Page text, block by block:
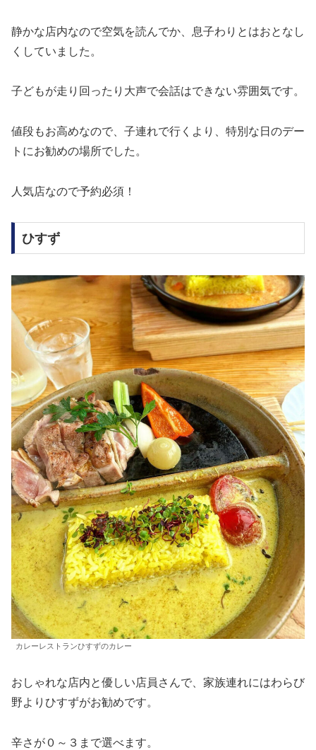
静かな店内なので空気を読んでか、息子わりとはおとなし
くしていました。
子どもが走り回ったり大声で会話はできない雰囲気です。
値段もお高めなので、子連れで行くより、特別な日のデー
トにお勧めの場所でした。
人気店なので予約必須！
ひすず
カレーレストランひすずのカレー
おしゃれな店内と優しい店員さんで、家族連れにはわらび
野よりひすずがお勧めです。
辛さが０～３まで選べます。